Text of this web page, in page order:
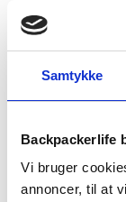
Samtykke
Backpackerlife
Vi bruger
annoncer, til at
Fleecetrøje fra
et tidsløst design.